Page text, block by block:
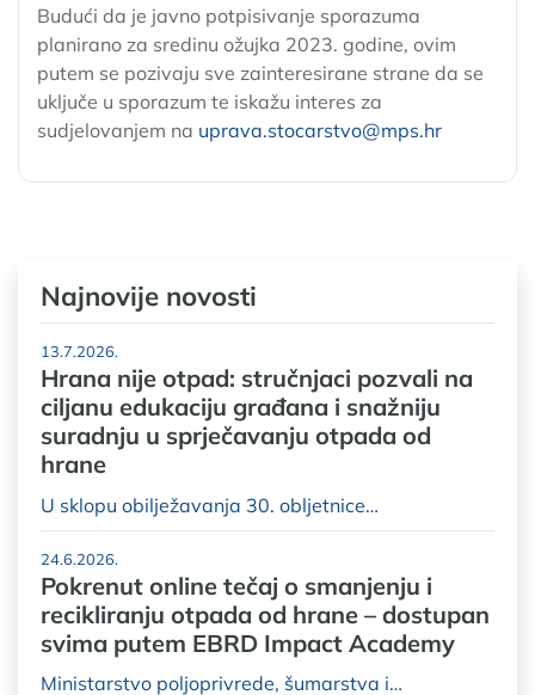
Budući da je javno potpisivanje sporazuma
planirano za sredinu ožujka 2023. godine, ovim
putem se pozivaju sve zainteresirane strane da se
uključe u sporazum te iskažu interes za
sudjelovanjem na uprava.stocarstvo@mps.hr
Najnovije novosti
13.7.2026.
Hrana nije otpad: stručnjaci pozvali na
ciljanu edukaciju građana i snažniju
suradnju u sprječavanju otpada od
hrane
U sklopu obilježavanja 30. obljetnice…
24.6.2026.
Pokrenut online tečaj o smanjenju i
recikliranju otpada od hrane – dostupan
svima putem EBRD Impact Academy
Ministarstvo poljoprivrede, šumarstva i…